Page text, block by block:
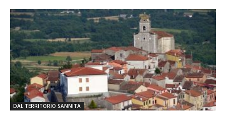
DAL TERRITORIO SANNITA